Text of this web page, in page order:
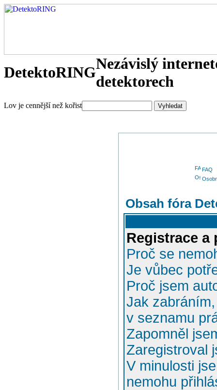
DetektoRINGNezávislý
detektorech
Lov je cennější než kořist
FAQ
Obsah fóra
Registrace a
Proč se
Je vůbec
Proč jsem
Jak
v seznamu
Zapomněl
Zaregistroval
V minulosti
nemohu